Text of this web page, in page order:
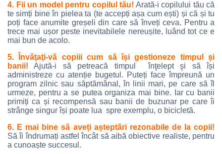
4. Fii un model pentru copilul tău! Arată-i copilului tău că
te simți bine în pielea ta (te accepți așa cum ești) și că și tu
poți face anumite greșeli din care să înveți ceva. Pentru a
trece mai ușor peste inevitabilele nereușite, luând tot ce e
mai bun de acolo.
5. Învăţaţi-vă copiii cum să își gestioneze timpul și
banii! Ajută-i să petreacă timpul înţelept şi să își
administreze cu atenție bugetul. Puteți face împreună un
program zilnic sau săptămânal, în linii mari, pe care să îl
urmeze, pentru a se putea organiza mai bine. Iar cu banii
primiți ca și recompensă sau banii de buzunar pe care îi
strânge singur își poate lua spre exemplu, o bicicletă.
6. E mai bine să aveți așteptări rezonabile de la copii!
Să îi îndrumați astfel încât să aibă obiective realiste, pentru
a cunoaște succesul.